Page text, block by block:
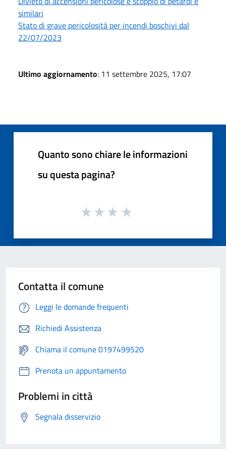
similari
Stato di grave pericolosità per incendi boschivi dal
22/07/2023
Ultimo aggiornamento: 11 settembre 2025, 17:07
Quanto sono chiare le informazioni
su questa pagina?
Contatta il comune
Leggi le domande frequenti
Richiedi Assistenza
Chiama il comune 0197499520
Prenota un appuntamento
Problemi in città
Segnala disservizio